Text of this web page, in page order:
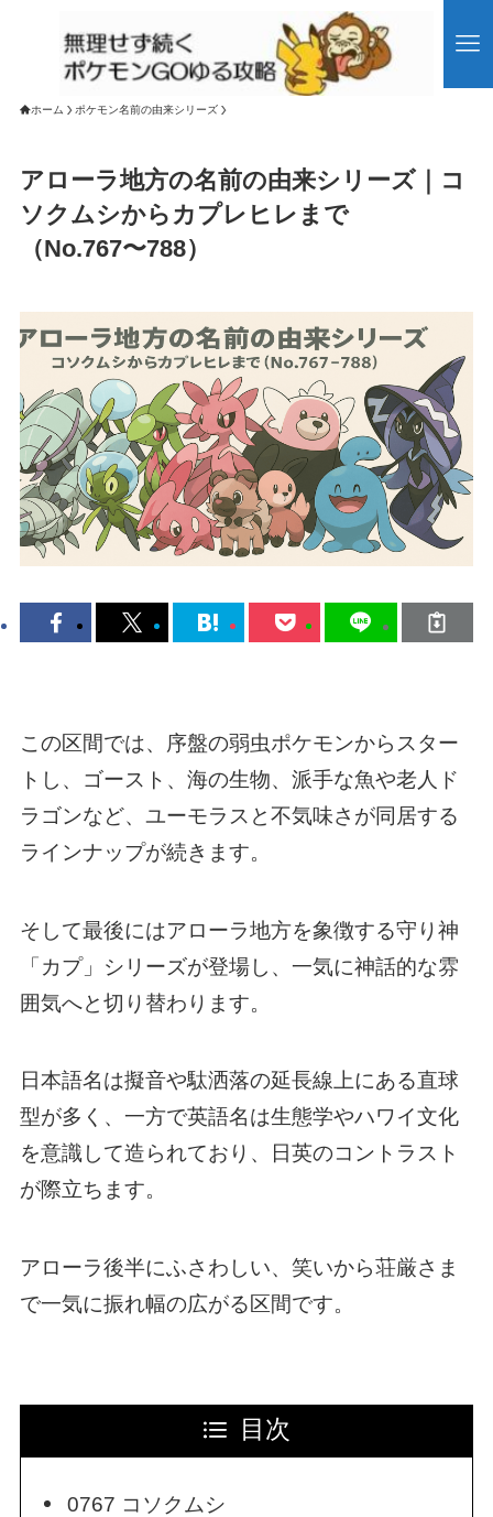
ホーム ポケモン名前の由来シリーズ
アローラ地方の名前の由来シリーズ｜コ
ソクムシからカプレヒレまで
（No.767〜788）
この区間では、序盤の弱虫ポケモンからスター
トし、ゴースト、海の生物、派手な魚や老人ド
ラゴンなど、ユーモラスと不気味さが同居する
ラインナップが続きます。
そして最後にはアローラ地方を象徴する守り神
「カプ」シリーズが登場し、一気に神話的な雰
囲気へと切り替わります。
日本語名は擬音や駄洒落の延長線上にある直球
型が多く、一方で英語名は生態学やハワイ文化
を意識して造られており、日英のコントラスト
が際立ちます。
アローラ後半にふさわしい、笑いから荘厳さま
で一気に振れ幅の広がる区間です。
目次
0767 コソクムシ